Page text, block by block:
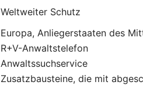
Weltweiter Schutz
Europa, Anliegerstaaten des
R+V-Anwaltstelefon
Anwaltssuchservice
Zusatzbausteine, die mit